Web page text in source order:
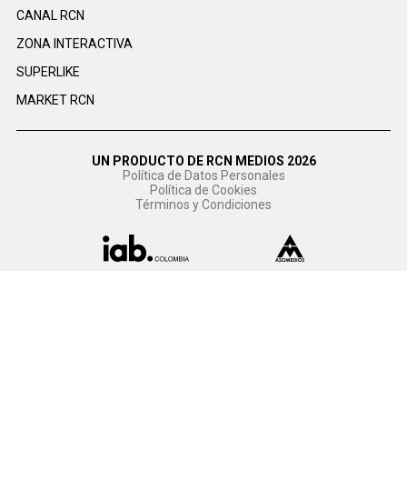
CANAL RCN
ZONA INTERACTIVA
SUPERLIKE
MARKET RCN
UN PRODUCTO DE RCN MEDIOS 2026
Política de Datos Personales
Política de Cookies
Términos y Condiciones